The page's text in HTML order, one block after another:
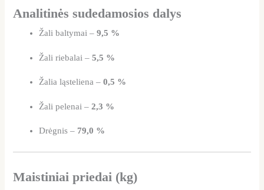
Analitinės sudedamosios dalys
Žali baltymai –9,5 %
Žali riebalai –5,5 %
Žalia ląsteliena –0,5 %
Žali pelenai –2,3 %
Drėgnis – 79,0 %
Maistiniai priedai (kg)